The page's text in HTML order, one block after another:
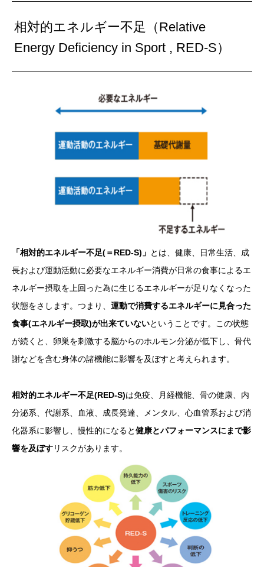
相対的エネルギー不足（Relative
Energy Deficiency in Sport , RED-S）
「相対的エネルギー不足(＝RED-S)」 とは、健康、日常生活、成
長および運動活動に必要なエネルギー消費が日常の食事によるエ
ネルギー摂取を上回った為に生じるエネルギーが足りなくなった
状態をさします。つまり、 運動で消費するエネルギーに見合った
食事(エネルギー摂取)が出来ていないということです。この状態
が続くと、卵巣を刺激する脳からのホルモン分泌が低下し、骨代
謝などを含む身体の諸機能に影響を及ぼすと考えられます。
相対的エネルギー不足(RED-S)は免疫、月経機能、骨の健康、内
分泌系、代謝系、血液、成長発達、メンタル、心血管系および消
化器系に影響し、慢性的になると健康とパフォーマンスにまで影
響を及ぼすリスクがあります。